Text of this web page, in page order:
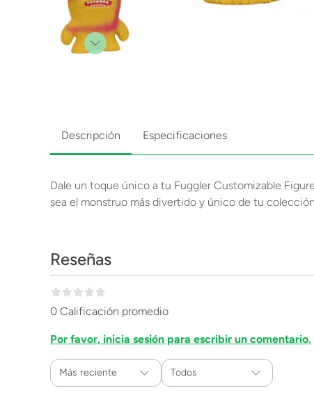
Descripción Especificaciones
Dale un toque único a tu Fuggler Customizable
sea el monstruo más divertido y único de tu
Reseñas
0 Calificación promedio
Por favor, inicia sesión para escribir un comentario.
Más reciente Todos